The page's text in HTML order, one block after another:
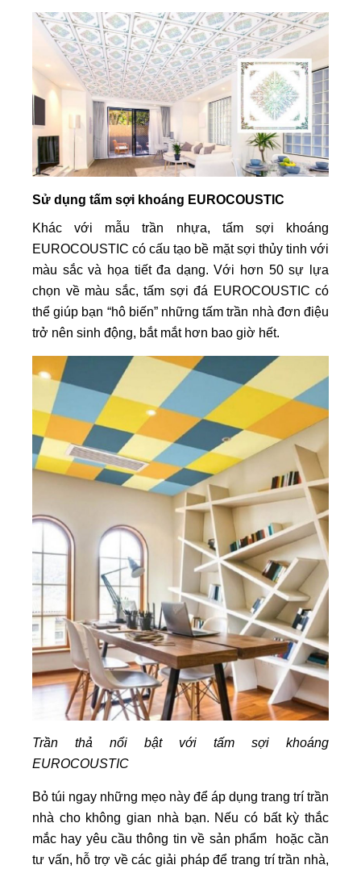
Sử dụng tấm sợi khoáng EUROCOUSTIC
Khác với mẫu trần nhựa, tấm sợi khoáng
EUROCOUSTIC có cấu tạo bề mặt sợi thủy tinh với
màu sắc và họa tiết đa dạng. Với hơn 50 sự lựa
chọn về màu sắc, tấm sợi đá EUROCOUSTIC có
thể giúp bạn “hô biến” những tấm trần nhà đơn điệu
trở nên sinh động, bắt mắt hơn bao giờ hết.
Trần thả nổi bật với tấm sợi khoáng
EUROCOUSTIC
Bỏ túi ngay những mẹo này để áp dụng trang trí trần
nhà cho không gian nhà bạn. Nếu có bất kỳ thắc
mắc hay yêu cầu thông tin về sản phẩm hoặc cần
tư vấn, hỗ trợ về các giải pháp để trang trí trần nhà,